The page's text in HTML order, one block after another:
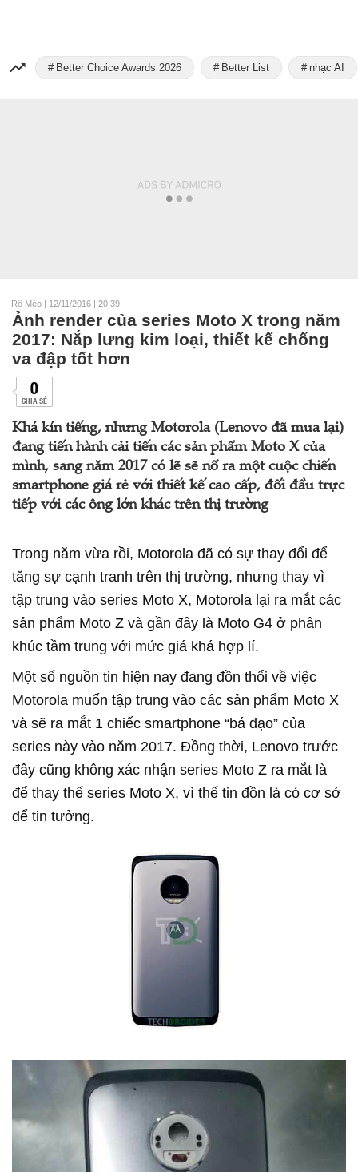
Better Choice Awards 2026 Better List nhạc AI
Rô Mèo | 12/11/2016 | 20:39
Ảnh render của series Moto X trong năm
2017: Nắp lưng kim loại, thiết kế chống
va đập tốt hơn
0
CHIA SẺ
Khá kín tiếng, nhưng Motorola (Lenovo đã mua lại)
đang tiến hành cải tiến các sản phẩm Moto X của
mình, sang năm 2017 có lẽ sẽ nổ ra một cuộc chiến
smartphone giá rẻ với thiết kế cao cấp, đối đầu trực
tiếp với các ông lớn khác trên thị trường
Trong năm vừa rồi, Motorola đã có sự thay đổi để
tăng sự cạnh tranh trên thị trường, nhưng thay vì
tập trung vào series Moto X, Motorola lại ra mắt các
sản phẩm Moto Z và gần đây là Moto G4 ở phân
khúc tầm trung với mức giá khá hợp lí.
Một số nguồn tin hiện nay đang đồn thổi về việc
Motorola muốn tập trung vào các sản phẩm Moto X
và sẽ ra mắt 1 chiếc smartphone “bá đạo” của
series này vào năm 2017. Đồng thời, Lenovo trước
đây cũng không xác nhận series Moto Z ra mắt là
để thay thế series Moto X, vì thế tin đồn là có cơ sở
để tin tưởng.